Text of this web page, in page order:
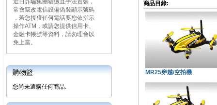
近日詐騙集團猖獗且手法囂張，
常會竄改電信設備偽裝顯示號碼
，若您接獲任何電話要您依指示
操作ATM，或請您提供信用卡、
金融卡帳號等資料，請勿理會以
免上當。
購物籃
您尚未選購任何商品.
商品目錄:
MR25穿越/空拍機